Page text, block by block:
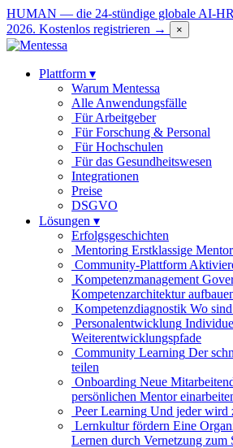
HUMAN — die 24-stündige globale AI-
2026. Kostenlos registrieren → ×
Plattform ▾
Warum Mentessa
Alle Anwendungsfälle
Für Arbeitgeber
Für Forschung & Personal
Für Hochschulen
Für das Gesundheitswesen
Integrationen
Preise
DSGVO
Lösungen ▾
Erfolgsgeschichten
Mentoring Erstklassige
Community-Plattform
Kompetenzmanagement
Kompetenzarchitektur
Kompetenzdiagnostik Wo
Personalentwicklung
Weiterentwicklungspfade
Community Learning Der
teilen
Onboarding Neue
persönlichen Mentor
Peer Learning Und jeder wird
Lernkultur fördern Eine
Lernen durch Vernetzung zum